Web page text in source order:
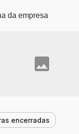
principal
da empresa
encerradas